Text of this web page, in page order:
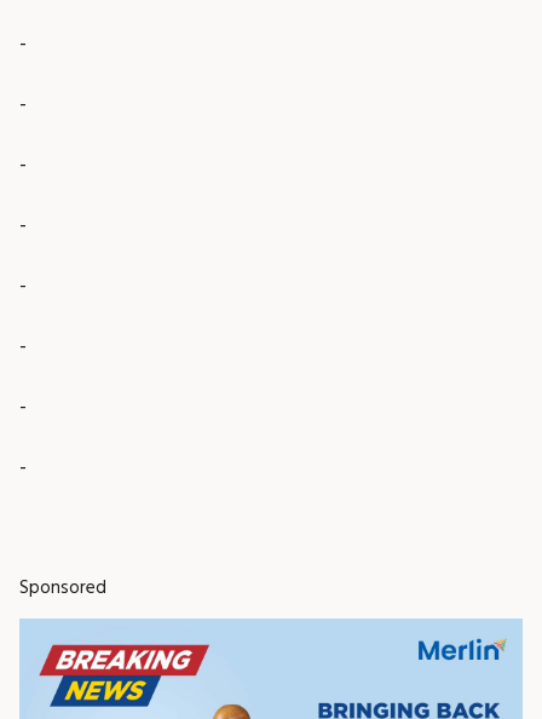
-
-
-
-
-
-
-
-
Sponsored